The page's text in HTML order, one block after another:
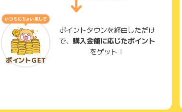
ポイントタウンを経由しただけ
で、 購入金額に応じたポイント
をゲット！